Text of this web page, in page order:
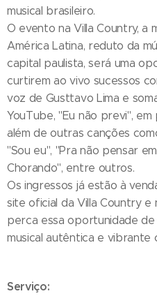
musical brasileiro.
O evento na Villa Country, a
América Latina, reduto da
capital paulista, será uma
curtirem ao vivo sucessos
voz de Gusttavo Lima e
YouTube, "Eu não previ",
além de outras canções
"Sou eu", "Pra não pensar
Chorando", entre outros.
Os ingressos já estão à
site oficial da Villa Country e
perca essa oportunidade
musical autêntica e vibrante
Serviço: